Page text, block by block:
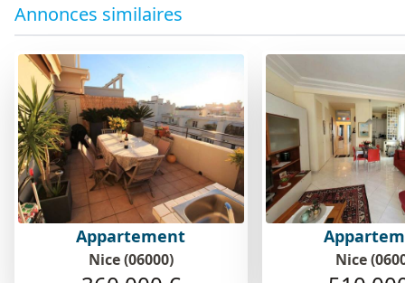
Annonces similaires
Appartement
Nice (06000) Nice